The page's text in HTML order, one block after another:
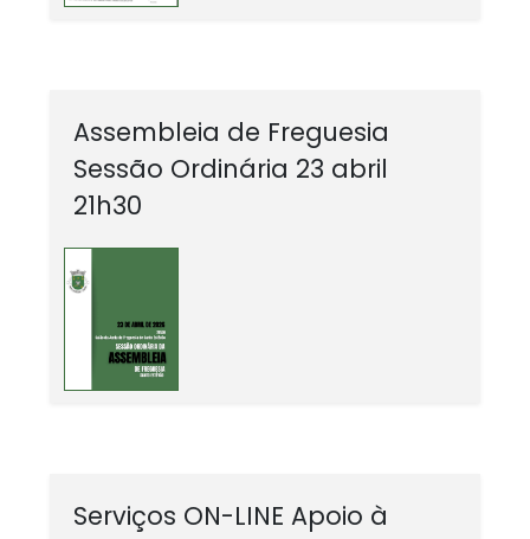
Assembleia de Freguesia
Sessão Ordinária 23 abril
21h30
Serviços ON-LINE Apoio à